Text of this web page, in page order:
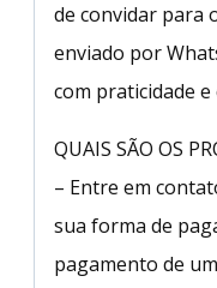
de convidar para
enviado por
com praticidade e
QUAIS SÃO OS
– Entre em
sua forma de
pagamento de